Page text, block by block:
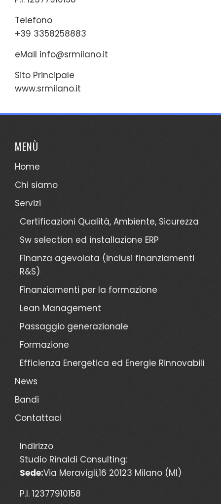
Telefono
+39 3358258883
eMail info@srmilano.it
Sito Principale
www.srmilano.it
MENÙ
Home
Chi siamo
Servizi
Certificazioni Qualità, Ambiente, Sicurezza
Sw selection ed installazione ERP
Finanza agevolata (inclusi finanziamenti
R&S)
Finanziamenti per la formazione
Lean Management
Passaggio generazionale
Formazione
Efficienza Energetica ed Energie Rinnovabili
News
Bandi
Contattaci
Indirizzo
Studio Rinaldi Consulting:
Sede:Via Meravigli,16 20123 Milano (MI)
P.I. 12377910158